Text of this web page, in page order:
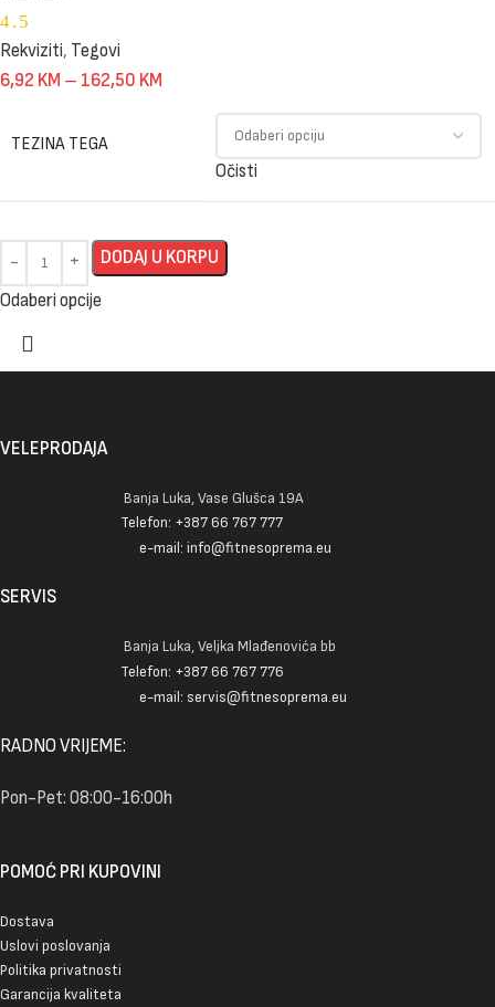
4.5
Rekviziti, Tegovi
6,92 KM – 162,50 KM
TEZINA TEGA
Očisti
DODAJ U KORPU
Odaberi opcije
VELEPRODAJA
Banja Luka, Vase Glušca 19A
Telefon: +387 66 767 777
e-mail: info@fitnesoprema.eu
SERVIS
Banja Luka, Veljka Mlađenovića bb
Telefon: +387 66 767 776
e-mail: servis@fitnesoprema.eu
RADNO VRIJEME:
Pon-Pet: 08:00-16:00h
POMOĆ PRI KUPOVINI
Dostava
Uslovi poslovanja
Politika privatnosti
Garancija kvaliteta